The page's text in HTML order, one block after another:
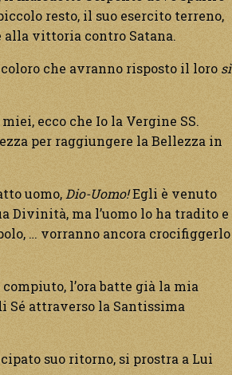
resto, il suo esercito terreno,
alla vittoria contro Satana.
che avranno risposto il loro sì
ecco che Io la Vergine SS.
per raggiungere la Bellezza in
uomo, Dio-Uomo!Egli è venuto
Divinità, ma l’uomo lo ha tradito e
… vorranno ancora crocifiggerlo
l’ora batte già la mia
Sé attraverso la Santissima
suo ritorno, si prostra a Lui